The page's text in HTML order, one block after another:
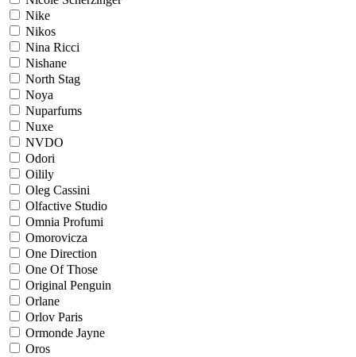
Nike
Nikos
Nina Ricci
Nishane
North Stag
Noya
Nuparfums
Nuxe
NVDO
Odori
Oilily
Oleg Cassini
Olfactive Studio
Omnia Profumi
Omorovicza
One Direction
One Of Those
Original Penguin
Orlane
Orlov Paris
Ormonde Jayne
Oros